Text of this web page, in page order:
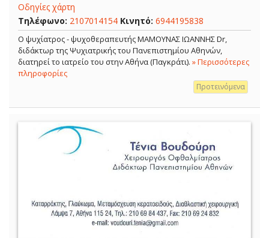
Οδηγίες χάρτη
Τηλέφωνο: 2107014154 Κινητό: 6944195838
Ο ψυχίατρος - ψυχοθεραπευτής ΜΑΜΟΥΝΑΣ ΙΩΑΝΝΗΣ Dr,
διδάκτωρ της Ψυχιατρικής του Πανεπιστημίου Αθηνών,
διατηρεί το ιατρείο του στην Αθήνα (Παγκράτι). » Περισσότερες
πληροφορίες
Προτεινόμενα